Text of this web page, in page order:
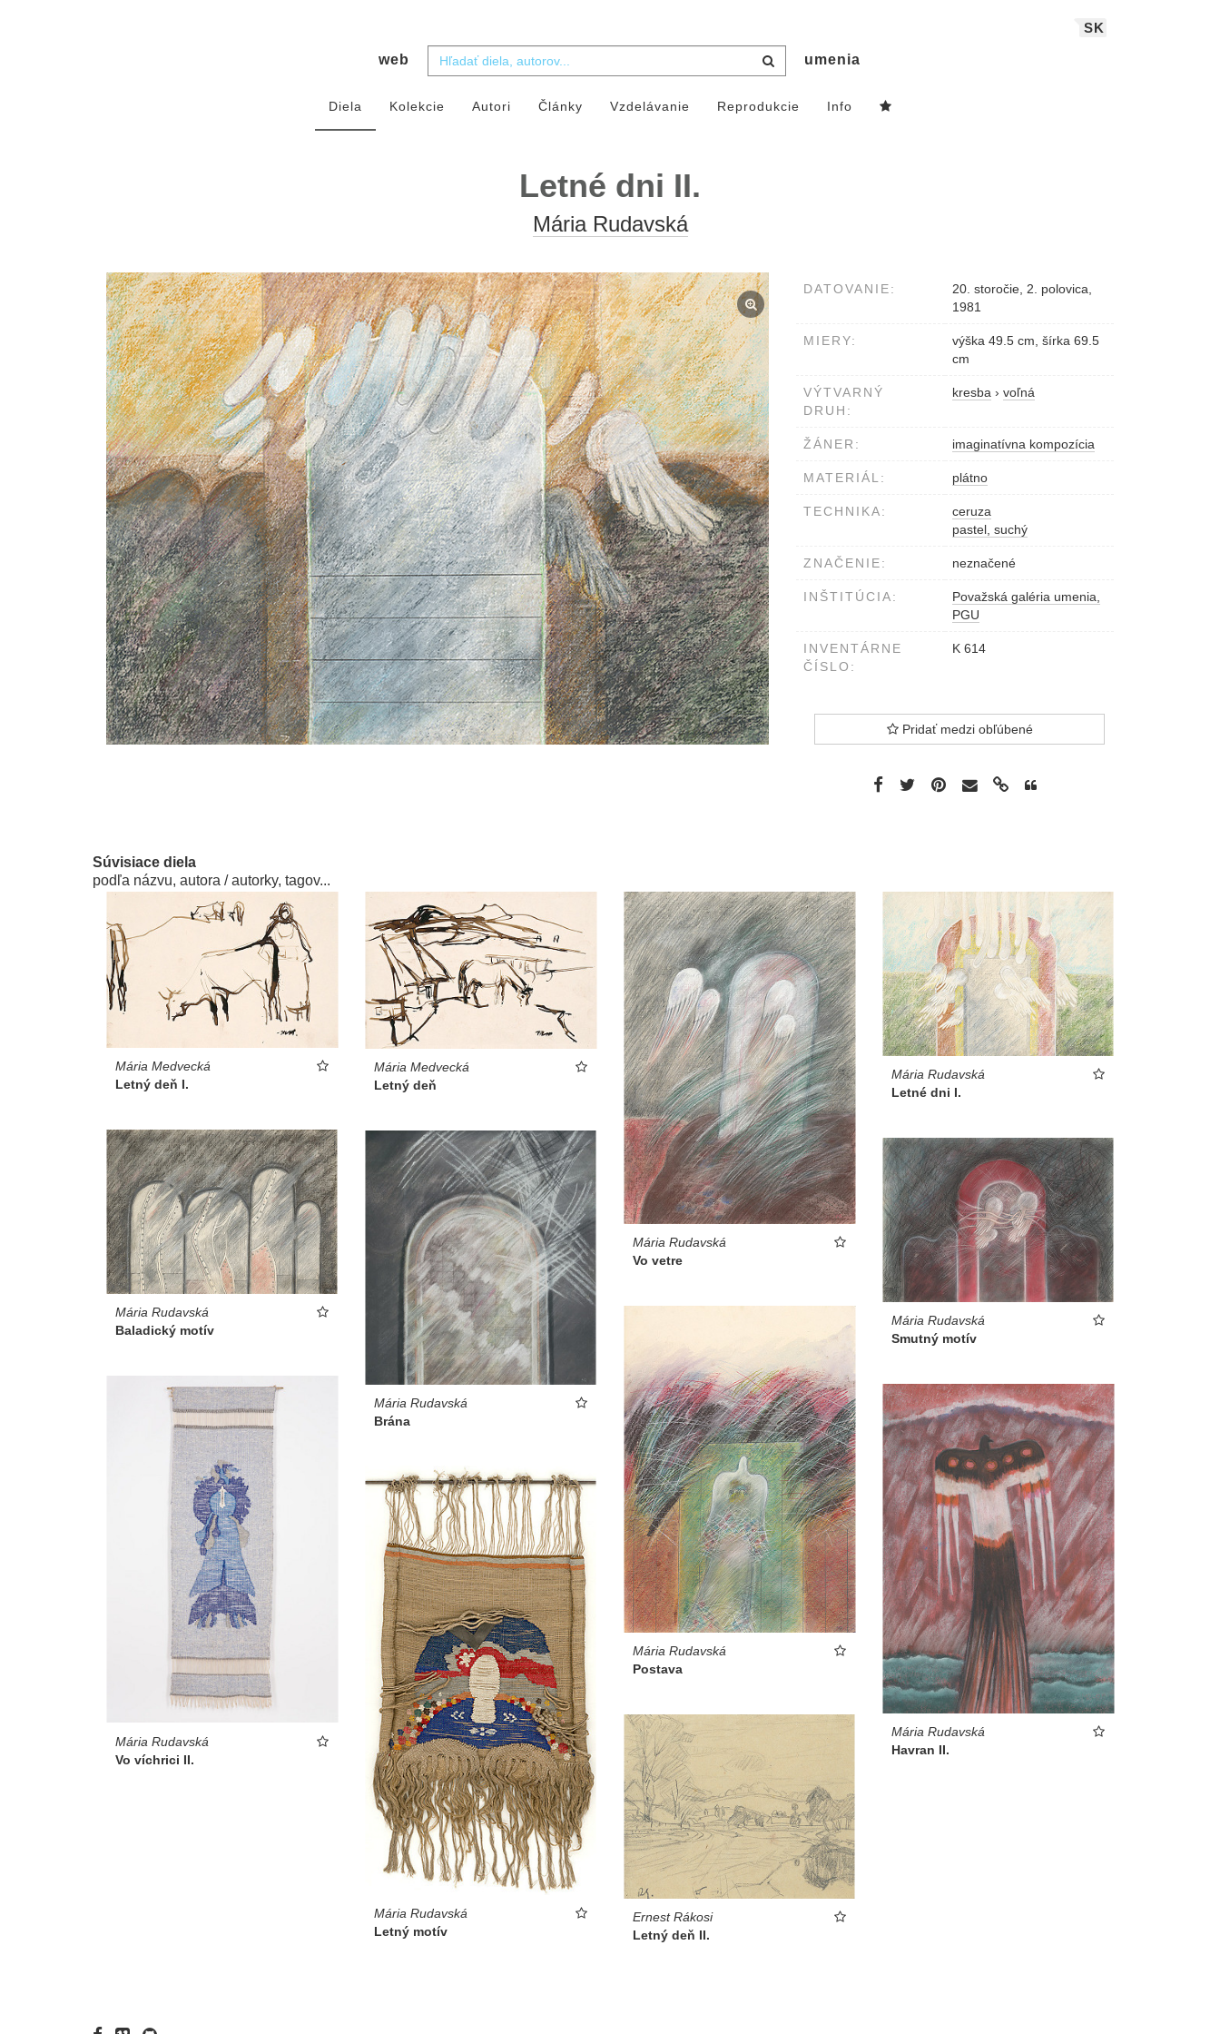
SK
web umenia
Diela Kolekcie Autori Články Vzdelávanie Reprodukcie Info
Letné dni II.
Mária Rudavská
DATOVANIE:
20. storočie, 2. polovica,
1981
MIERY:
výška 49.5 cm, šírka 69.5
cm
VÝTVARNÝ
DRUH:
kresba › voľná
ŽÁNER: imaginatívna kompozícia
MATERIÁL: plátno
TECHNIKA:
ceruza
pastel, suchý
ZNAČENIE: neznačené
INŠTITÚCIA:
Považská galéria umenia,
PGU
INVENTÁRNE
ČÍSLO:
K 614
Pridať medzi obľúbené
Súvisiace diela
podľa názvu, autora / autorky, tagov...
Mária Medvecká
Letný deň I.
Mária Medvecká
Letný deň
Mária Rudavská
Vo vetre
Mária Rudavská
Letné dni I.
Mária Rudavská
Baladický motív
Mária Rudavská
Brána
Mária Rudavská
Smutný motív
Mária Rudavská
Postava
Mária Rudavská
Vo víchrici II.
Mária Rudavská
Havran II.
Mária Rudavská
Letný motív
Ernest Rákosi
Letný deň II.